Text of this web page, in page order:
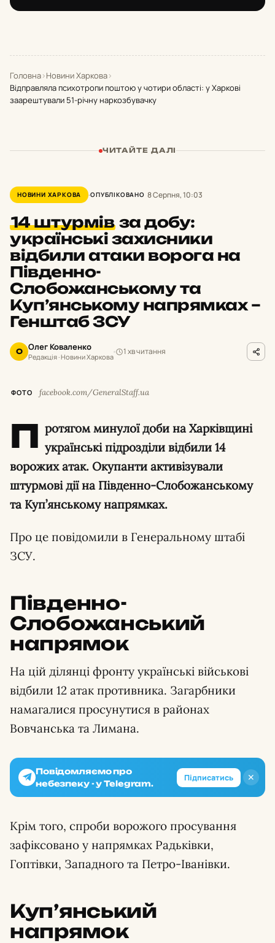
Головна›Новини Харкова›
Відправляла психотропи поштою у чотири області: у Харкові
заарештували 51-річну наркозбувачку
ЧИТАЙТЕ ДАЛІ
НОВИНИ ХАРКОВА ОПУБЛІКОВАНО 8 Серпня, 10:03
14 штурмів за добу:
українські захисники
відбили атаки ворога на
Південно-
Слобожанському та
Куп’янському напрямках –
Генштаб ЗСУ
О Олег Коваленко
Редакція · Новини Харкова
1 хв читання
ФОТО facebook.com/GeneralStaff.ua
П ротягом минулої доби на Харківщині
українські підрозділи відбили 14
ворожих атак. Окупанти активізували
штурмові дії на Південно-Слобожанському
та Куп’янському напрямках.
Про це повідомили в Генеральному штабі
ЗСУ.
Південно-
Слобожанський
напрямок
На цій ділянці фронту українські військові
відбили 12 атак противника. Загарбники
намагалися просунутися в районах
Вовчанська та Лимана.
✕
Повідомляємо про
небезпеку - у Telegram.
Підписатись
Крім того, спроби ворожого просування
зафіксовано у напрямках Радьківки,
Гоптівки, Западного та Петро-Іванівки.
Куп’янський
напрямок